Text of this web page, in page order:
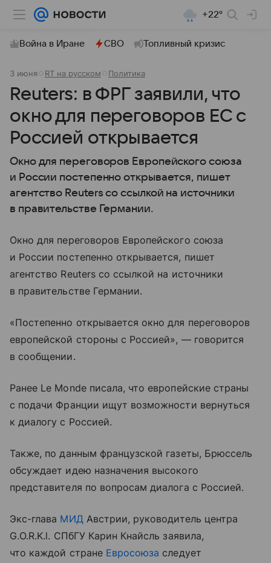
+22°
Война в Иране СВО Топливный кризис
3 июня RT на русском Политика
Reuters: в ФРГ заявили, что
окно для переговоров ЕС с
Россией открывается
Окно для переговоров Европейского союза
и России постепенно открывается, пишет
агентство Reuters со ссылкой на источники
в правительстве Германии.
Окно для переговоров Европейского союза
и России постепенно открывается, пишет
агентство Reuters со ссылкой на источники
в правительстве Германии.
«Постепенно открывается окно для переговоров
европейской стороны с Россией», — говорится
в сообщении.
Ранее Le Monde писала, что европейские страны
с подачи Франции ищут возможности вернуться
к диалогу с Россией.
Также, по данным французской газеты, Брюссель
обсуждает идею назначения высокого
представителя по вопросам диалога с Россией.
Экс-глава МИДАвстрии, руководитель центра
G.O.R.K.l. СПбГУ Карин Кнайсль заявила,
что каждой стране Евросоюза следует